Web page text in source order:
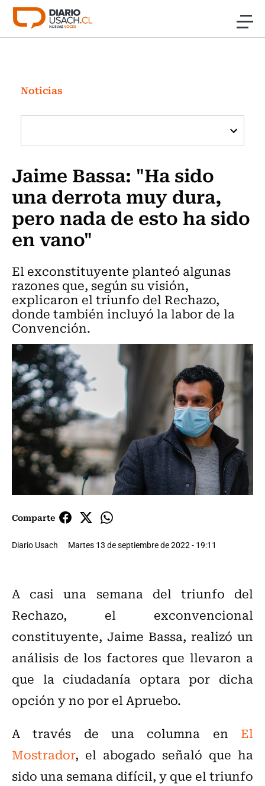
Click acá para ir directamente al contenido
Investigación
Cultura
Programas Radio y TV Usach
Noticias
Jaime Bassa: "Ha sido
una derrota muy dura,
pero nada de esto ha sido
en vano"
El exconstituyente planteó algunas
razones que, según su visión,
explicaron el triunfo del Rechazo,
donde también incluyó la labor de la
Convención.
Comparte
Diario Usach Martes 13 de septiembre de 2022 - 19:11
A casi una semana del triunfo del
Rechazo, el exconvencional
constituyente, Jaime Bassa, realizó un
análisis de los factores que llevaron a
que la ciudadanía optara por dicha
opción y no por el Apruebo.
A través de una columna en El
Mostrador, el abogado señaló que ha
sido una semana difícil, y que el triunfo